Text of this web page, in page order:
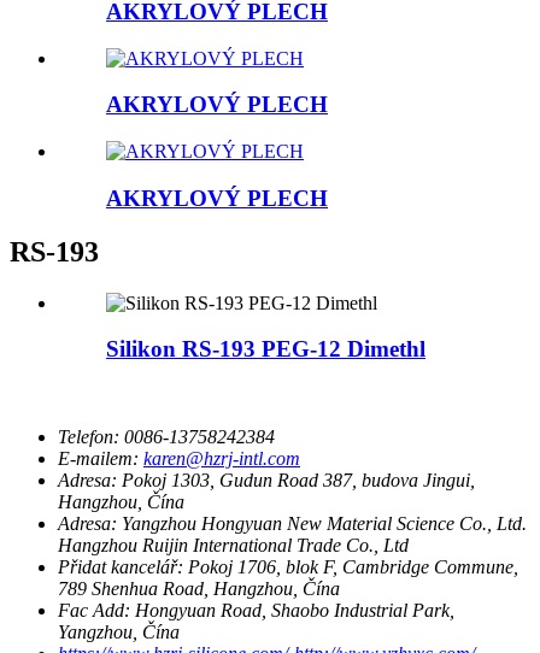
AKRYLOVÝ PLECH
AKRYLOVÝ PLECH
AKRYLOVÝ PLECH
RS-193
Silikon RS-193 PEG-12 Dimethl
Telefon: 0086-13758242384
E-mailem: karen@hzrj-intl.com
Adresa: Pokoj 1303, Gudun Road 387, budova Jingui,
Hangzhou, Čína
Adresa: Yangzhou Hongyuan New Material Science Co., Ltd.
Hangzhou Ruijin International Trade Co., Ltd
Přidat kancelář: Pokoj 1706, blok F, Cambridge Commune,
789 Shenhua Road, Hangzhou, Čína
Fac Add: Hongyuan Road, Shaobo Industrial Park,
Yangzhou, Čína